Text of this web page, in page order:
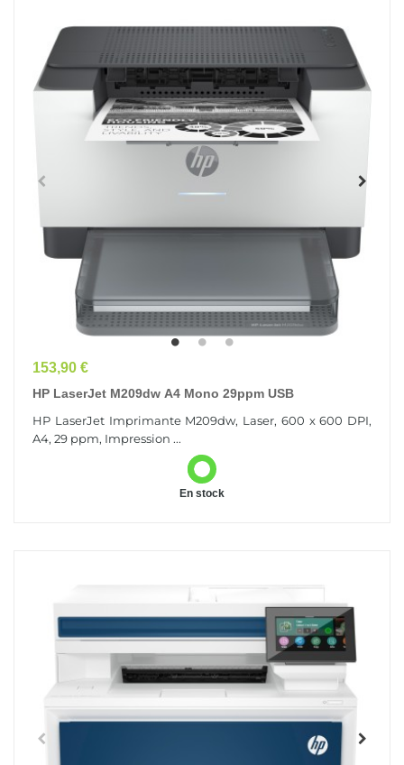
Prix
153,90 €
HP LaserJet M209dw A4 Mono 29ppm USB
HP LaserJet Imprimante M209dw, Laser, 600 x 600 DPI,
A4, 29 ppm, Impression ...
En stock